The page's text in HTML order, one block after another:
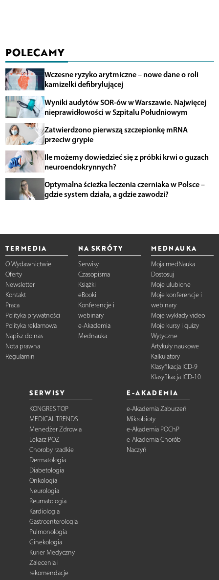
POLECAMY
Wczesne ryzyko arytmiczne – nowe dane o roli
kamizelki defibrylującej
Wyniki audytów SOR-ów w Warszawie. Najwięcej
nieprawidłowości w Szpitalu Południowym
Zatwierdzono pierwszą szczepionkę mRNA
przeciw grypie
Ile możemy dowiedzieć się z próbki krwi o guzach
neuroendokrynnych?
Optymalna ścieżka leczenia czerniaka w Polsce –
gdzie system działa, a gdzie zawodzi?
TERMEDIA
O Wydawnictwie
Oferty
Newsletter
Kontakt
Praca
Polityka prywatności
Polityka reklamowa
Napisz do nas
Nota prawna
Regulamin
NA SKRÓTY
Serwisy
Czasopisma
Książki
eBooki
Konferencje i
webinary
e-Akademia
Mednauka
MEDNAUKA
Moja medNauka
Dostosuj
Moje ulubione
Moje konferencje i
webinary
Moje wykłady video
Moje kursy i quizy
Wytyczne
Artykuły naukowe
Kalkulatory
Klasyfikacja ICD-9
Klasyfikacja ICD-10
SERWISY
KONGRES TOP
MEDICAL TRENDS
Menedżer Zdrowia
Lekarz POZ
Choroby rzadkie
Dermatologia
Diabetologia
Onkologia
Neurologia
Reumatologia
Kardiologia
Gastroenterologia
Pulmonologia
Ginekologia
Kurier Medyczny
Zalecenia i
rekomendacje
E-AKADEMIA
e-Akademia Zaburzeń
Mikrobioty
e-Akademia POChP
e-Akademia Chorób
Naczyń